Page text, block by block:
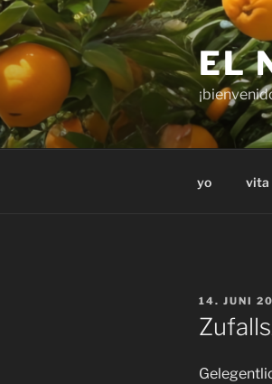
Zum
Inhalt
springen
EL
yo vita
AM
14. JUNI